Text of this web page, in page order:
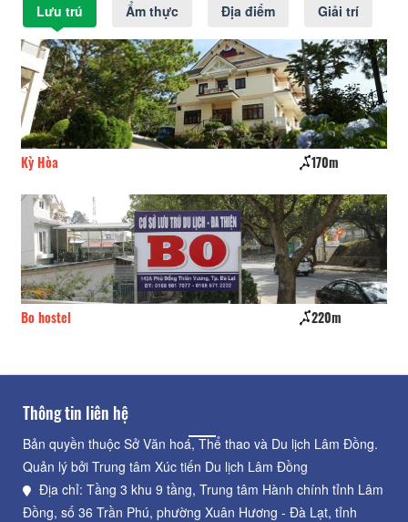
Lưu trú Ẩm thực Địa điểm Giải trí
Kỳ Hòa 170m
Bo hostel 220m
Thông tin liên hệ
Bản quyền thuộc Sở Văn hoá, Thể thao và Du lịch Lâm Đồng.
Quản lý bởi Trung tâm Xúc tiến Du lịch Lâm Đồng
Địa chỉ: Tầng 3 khu 9 tầng, Trung tâm Hành chính tỉnh Lâm
Đồng, số 36 Trần Phú, phường Xuân Hương - Đà Lạt, tỉnh